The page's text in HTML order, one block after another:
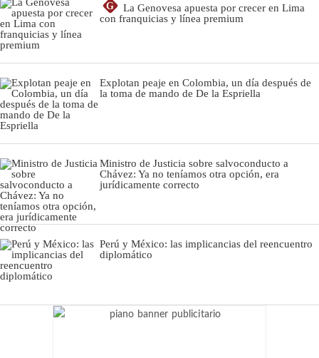
G
La Genovesa apuesta por crecer en Lima
con franquicias y línea premium
Explotan peaje en Colombia, un día después de
la toma de mando de De la Espriella
Ministro de Justicia sobre salvoconducto a
Chávez: Ya no teníamos otra opción, era
jurídicamente correcto
Perú y México: las implicancias del reencuentro
diplomático